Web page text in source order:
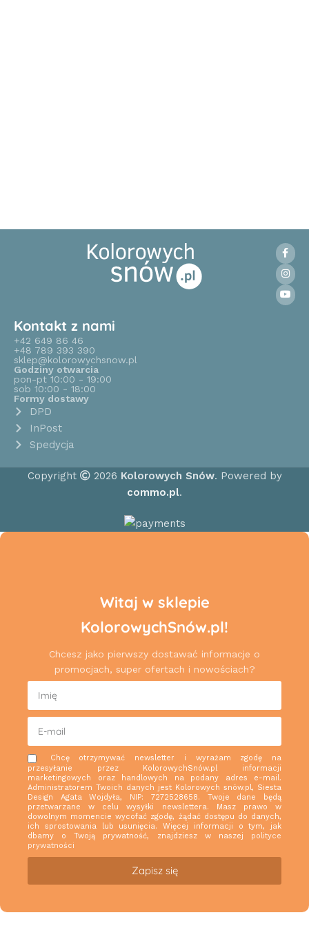
Kontakt z nami
+42 649 86 46
+48 789 393 390
sklep@kolorowychsnow.pl
Godziny otwarcia
pon-pt 10:00 - 19:00
sob 10:00 - 18:00
Formy dostawy
DPD
InPost
Spedycja
Copyright 2026 Kolorowych Snów. Powered by
commo.pl.
Witaj w sklepie
KolorowychSnów.pl!
Chcesz jako pierwszy dostawać informacje o
promocjach, super ofertach i nowościach?
Chcę otrzymywać newsletter i wyrażam zgodę na
przesyłanie przez KolorowychSnów.pl informacji
marketingowych oraz handlowych na podany adres e-mail.
Administratorem Twoich danych jest Kolorowych snów.pl, Siesta
Design Agata Wojdyła, NIP: 7272528658. Twoje dane będą
przetwarzane w celu wysyłki newslettera. Masz prawo w
dowolnym momencie wycofać zgodę, żądać dostępu do danych,
ich sprostowania lub usunięcia. Więcej informacji o tym, jak
dbamy o Twoją prywatność, znajdziesz w naszej polityce
prywatności
Zapisz się